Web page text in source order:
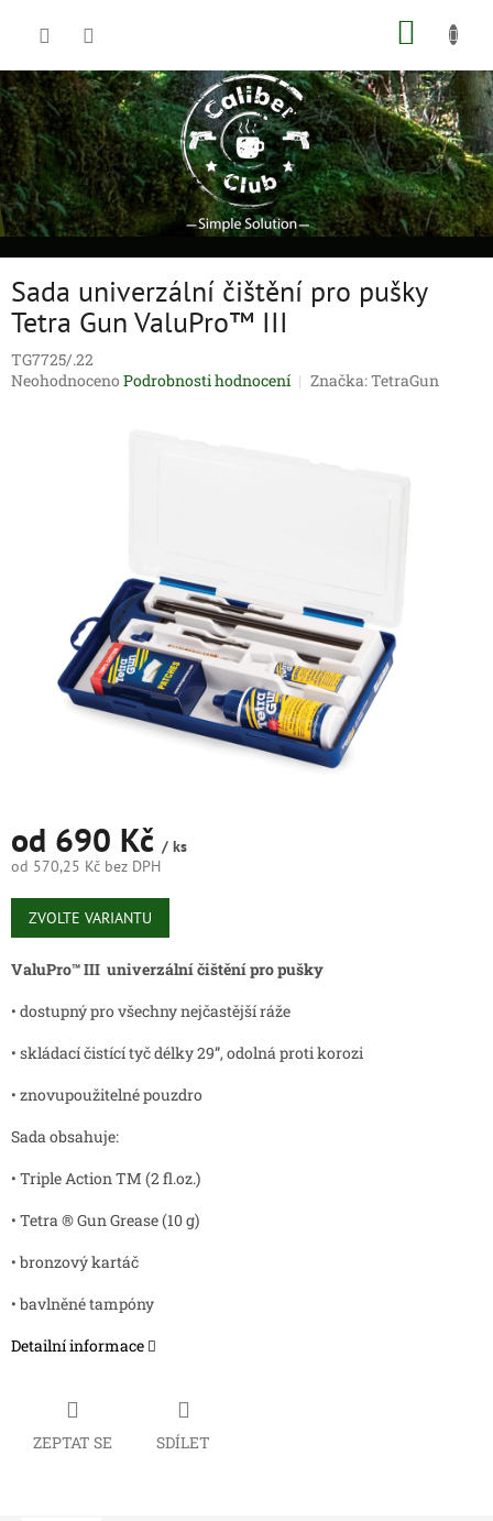
Sada univerzální čištění pro pušky
Tetra Gun ValuPro™ III
TG7725/.22
Průměrné
Neohodnoceno Podrobnosti hodnocení Značka:TetraGun
od 690 Kč / ks
od 570,25 Kč bez DPH
Měrná
cena:
ZVOLTE VARIANTU
ValuPro™ III univerzální čištění pro pušky
• dostupný pro všechny nejčastější ráže
• skládací čistící tyč délky 29”, odolná proti korozi
• znovupoužitelné pouzdro
Sada obsahuje:
• Triple Action TM (2 fl.oz.)
• Tetra ® Gun Grease (10 g)
• bronzový kartáč
• bavlněné tampóny
Detailní informace
ZEPTAT SE SDÍLET